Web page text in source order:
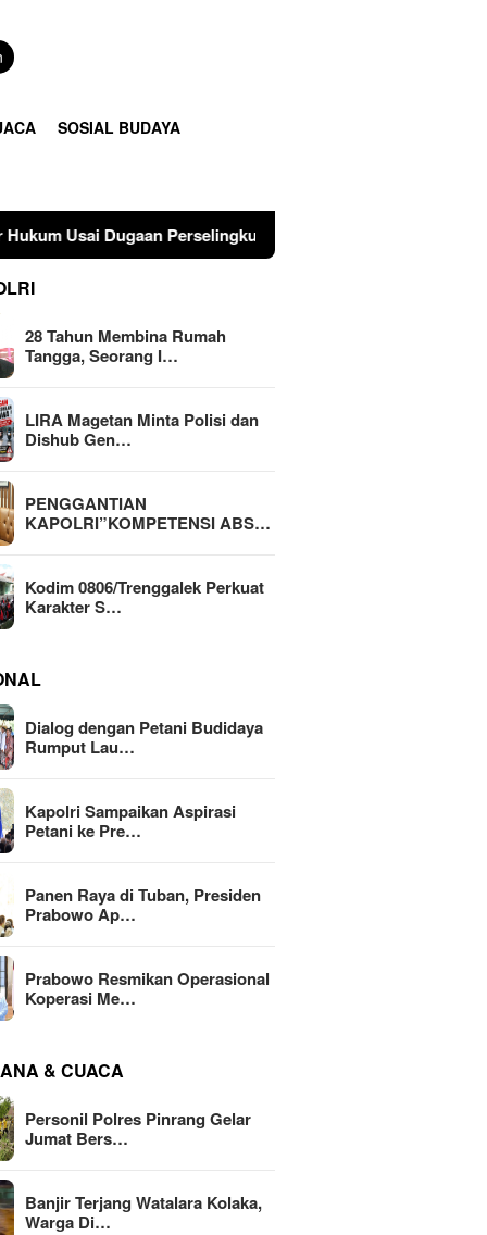
SOSIAL BUDAYA
Perselingkuhan Suami di Sulawesi Tengah
28 Tahun Membina Rumah
Tangga, Seorang I…
LIRA Magetan Minta Polisi dan
Dishub Gen…
PENGGANTIAN
KAPOLRI”KOMPETENSI ABS…
Kodim 0806/Trenggalek Perkuat
Karakter S…
Dialog dengan Petani Budidaya
Rumput Lau…
Kapolri Sampaikan Aspirasi
Petani ke Pre…
Panen Raya di Tuban, Presiden
Prabowo Ap…
Prabowo Resmikan Operasional
Koperasi Me…
& CUACA
Personil Polres Pinrang Gelar
Jumat Bers…
Banjir Terjang Watalara Kolaka,
Warga Di…